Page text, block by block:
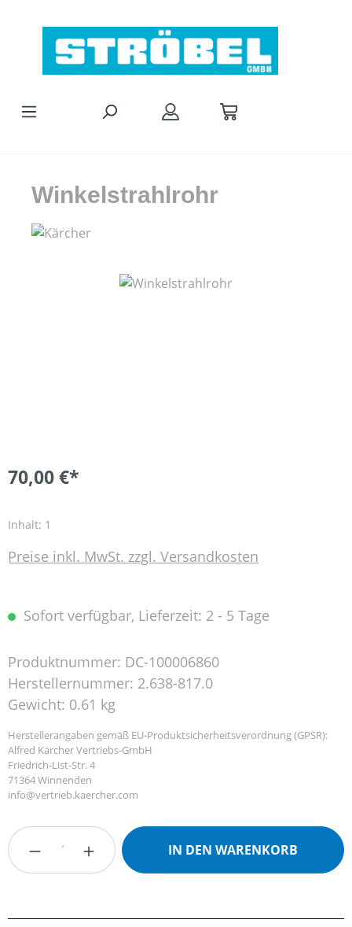
Winkelstrahlrohr
Bildergalerie überspringen
70,00 €*
Inhalt: 1
Preise inkl. MwSt. zzgl. Versandkosten
Sofort verfügbar, Lieferzeit: 2 - 5 Tage
Produktnummer: DC-100006860
Herstellernummer: 2.638-817.0
Gewicht: 0.61 kg
Herstellerangaben gemäß EU-Produktsicherheitsverordnung (GPSR):
Alfred Kärcher Vertriebs-GmbH
Friedrich-List-Str. 4
71364 Winnenden
info@vertrieb.kaercher.com
Produkt Anzahl: Gib den gewünschten
IN DEN WARENKORB